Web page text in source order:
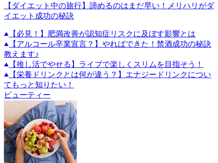
【ダイエット中の旅行】諦めるのはまだ早い！メリハリがダ
イエット成功の秘訣
【必見！】肥満改善が認知症リスクに及ぼす影響とは
【アルコール卒業宣言？】やればできた！禁酒成功の秘訣
教えます♪
【推し活でやせる】ライブで楽しくスリムを目指そう！
【栄養ドリンクとは何が違う？】エナジードリンクについ
てもっと知りたい！
ビューティー